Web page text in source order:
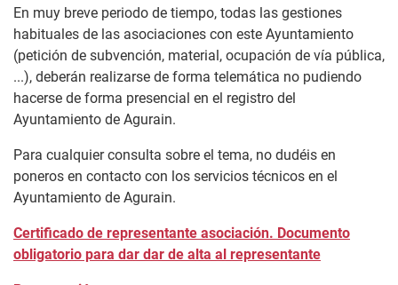
En muy breve periodo de tiempo, todas las gestiones
habituales de las asociaciones con este Ayuntamiento
(petición de subvención, material, ocupación de vía pública,
...), deberán realizarse de forma telemática no pudiendo
hacerse de forma presencial en el registro del
Ayuntamiento de Agurain.
Para cualquier consulta sobre el tema, no dudéis en
poneros en contacto con los servicios técnicos en el
Ayuntamiento de Agurain.
Certificado de representante asociación. Documento
obligatorio para dar dar de alta al representante